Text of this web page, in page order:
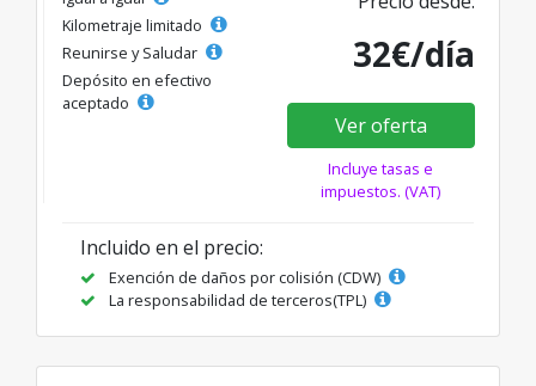
Kilometraje limitado
Reunirse y Saludar
Depósito en efectivo
aceptado
32€/día
Ver oferta
Incluye tasas e
impuestos. (VAT)
Incluido en el precio:
Exención de daños por colisión (CDW)
La responsabilidad de terceros(TPL)